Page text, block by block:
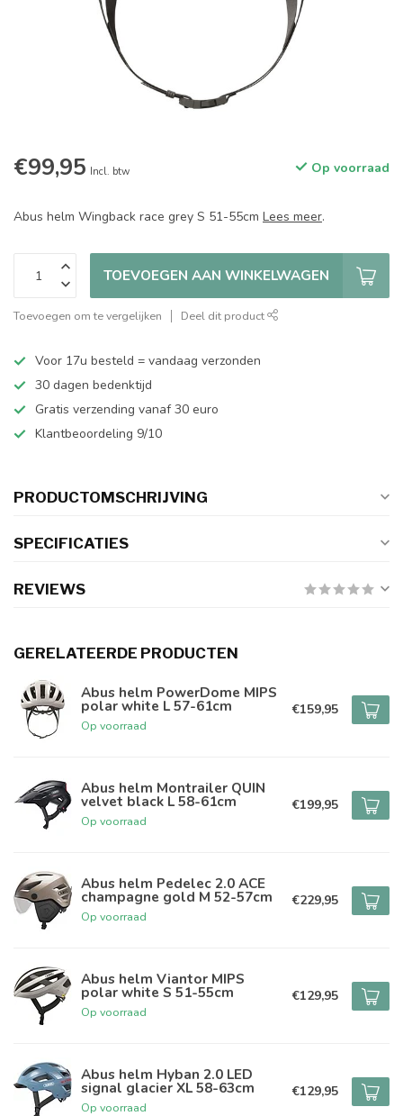
€99,95 Incl. btw Op voorraad
Abus helm Wingback race grey S 51-55cm Lees meer.
TOEVOEGEN AAN WINKELWAGEN
Toevoegen om te vergelijken Deel dit product
Voor 17u besteld = vandaag verzonden
30 dagen bedenktijd
Gratis verzending vanaf 30 euro
Klantbeoordeling 9/10
PRODUCTOMSCHRIJVING
SPECIFICATIES
REVIEWS
GERELATEERDE PRODUCTEN
Abus helm PowerDome MIPS
polar white L 57-61cm
Op voorraad
€159,95
Abus helm Montrailer QUIN
velvet black L 58-61cm
Op voorraad
€199,95
Abus helm Pedelec 2.0 ACE
champagne gold M 52-57cm
Op voorraad
€229,95
Abus helm Viantor MIPS
polar white S 51-55cm
Op voorraad
€129,95
Abus helm Hyban 2.0 LED
signal glacier XL 58-63cm
Op voorraad
€129,95